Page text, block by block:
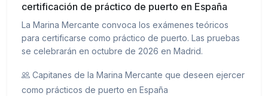
certificación de práctico de puerto en España
La Marina Mercante convoca los exámenes teóricos
para certificarse como práctico de puerto. Las pruebas
se celebrarán en octubre de 2026 en Madrid.
Capitanes de la Marina Mercante que deseen ejercer
como prácticos de puerto en España